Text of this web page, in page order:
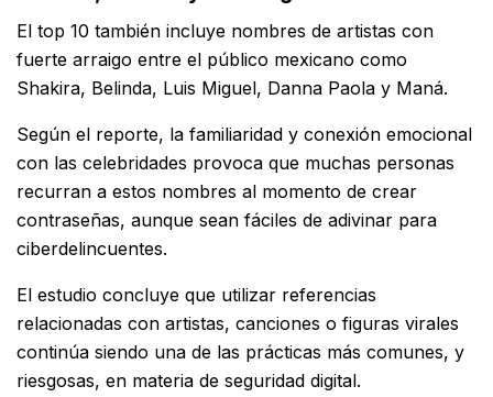
El top 10 también incluye nombres de artistas con
fuerte arraigo entre el público mexicano como
Shakira, Belinda, Luis Miguel, Danna Paola y Maná.
Según el reporte, la familiaridad y conexión emocional
con las celebridades provoca que muchas personas
recurran a estos nombres al momento de crear
contraseñas, aunque sean fáciles de adivinar para
ciberdelincuentes.
El estudio concluye que utilizar referencias
relacionadas con artistas, canciones o figuras virales
continúa siendo una de las prácticas más comunes, y
riesgosas, en materia de seguridad digital.